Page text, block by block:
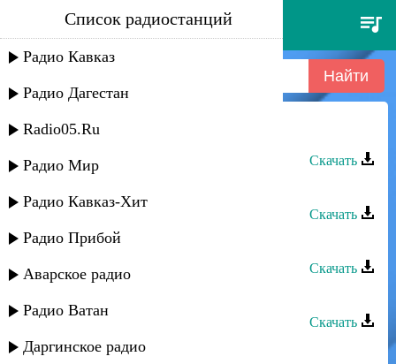
гапцах группа - рик авай гафар
Список радиостанций
Радио Кавказ
Радио Дагестан
Radio05.Ru
Радио Мир
Радио Кавказ-Хит
Радио Прибой
Аварское радио
Радио Ватан
Даргинское радио
Гапцах группа - Рик авай гафар
Скачать
Скачать
Гапцах группа - Мирана
Скачать
Скачать
Гапцах группа - Гатфар